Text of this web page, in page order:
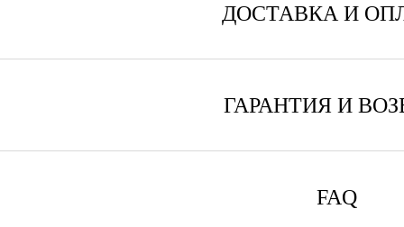
ДОСТАВКА И
ГАРАНТИЯ И
FAQ